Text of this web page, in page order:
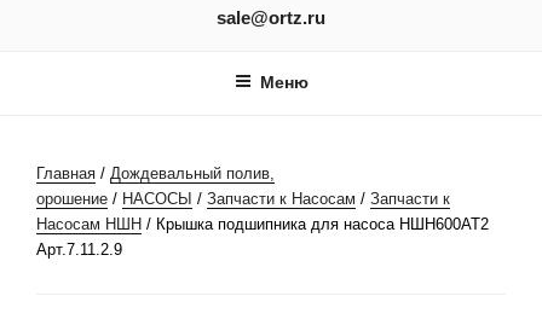
sale@ortz.ru
Меню
Главная / Дождевальный полив,
орошение / НАСОСЫ / Запчасти к Насосам / Запчасти к
Насосам НШН / Крышка подшипника для насоса НШН600АТ2
Арт.7.11.2.9